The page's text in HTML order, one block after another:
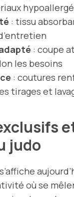
: tissu
: coupe
les besoins
: coutures
tirages et
judo
s’affiche
où se